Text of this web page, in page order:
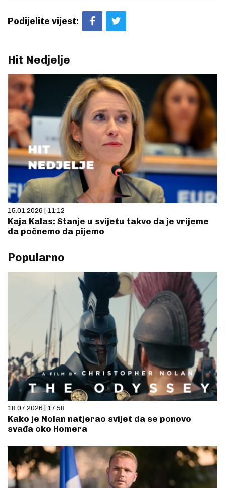
Podijelite vijest:
Hit Nedjelje
15.01.2026 | 11:12
Kaja Kalas: Stanje u svijetu takvo da je vrijeme
da počnemo da pijemo
Popularno
18.07.2026 | 17:58
Kako je Nolan natjerao svijet da se ponovo
svađa oko Homera